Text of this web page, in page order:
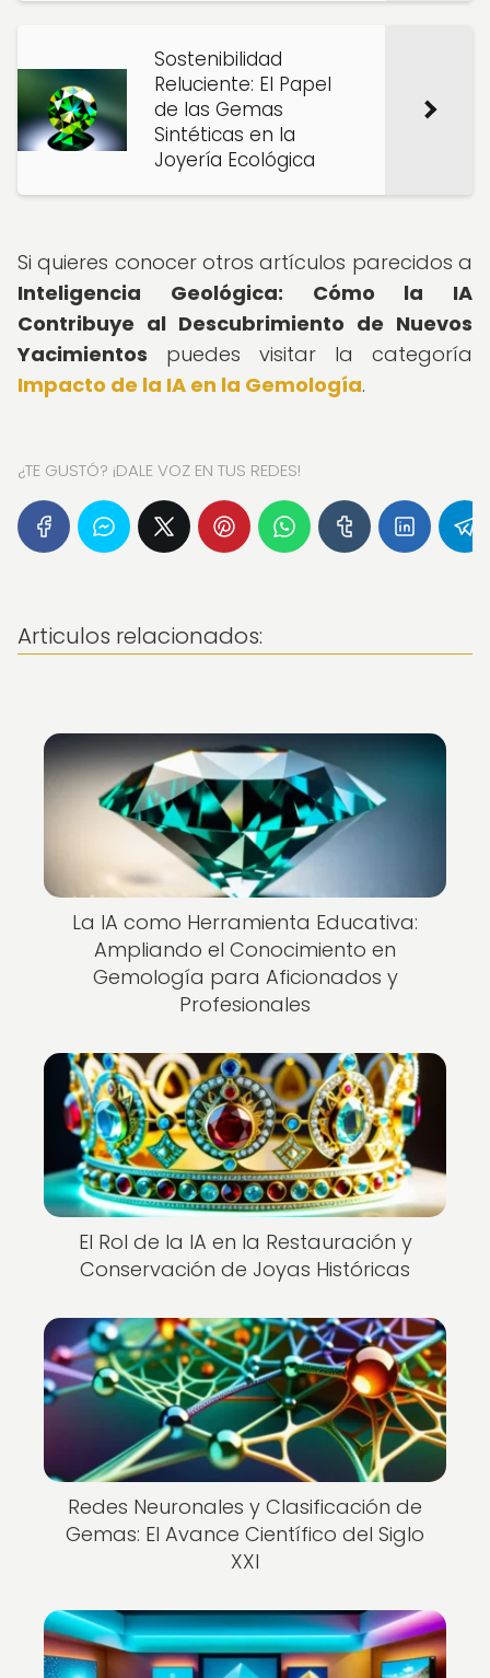
Sostenibilidad
Reluciente: El Papel
de las Gemas
Sintéticas en la
Joyería Ecológica
Si quieres conocer otros artículos parecidos a
Inteligencia Geológica: Cómo la IA
Contribuye al Descubrimiento de Nuevos
Yacimientos puedes visitar la categoría
Impacto de la IA en la Gemología.
¿TE GUSTÓ? ¡DALE VOZ EN TUS REDES!
Articulos relacionados:
La IA como Herramienta Educativa:
Ampliando el Conocimiento en
Gemología para Aficionados y
Profesionales
El Rol de la IA en la Restauración y
Conservación de Joyas Históricas
Redes Neuronales y Clasificación de
Gemas: El Avance Científico del Siglo
XXI